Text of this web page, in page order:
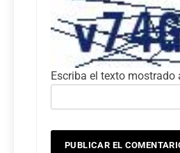
Escriba el texto mostrado